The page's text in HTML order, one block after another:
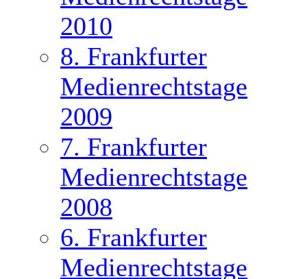
2010
8. Frankfurter
Medienrechtstage
2009
7. Frankfurter
Medienrechtstage
2008
6. Frankfurter
Medienrechtstage